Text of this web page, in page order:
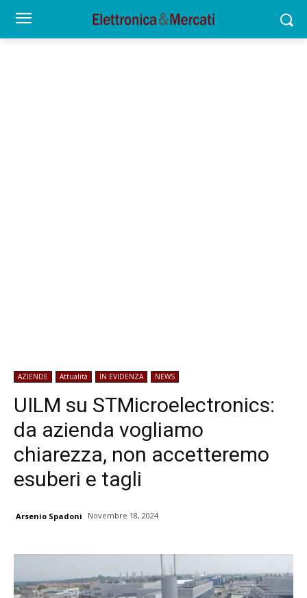
AZIENDE Attualità IN EVIDENZA NEWS
UILM su STMicroelectronics:
da azienda vogliamo
chiarezza, non accetteremo
esuberi e tagli
Arsenio Spadoni Novembre 18, 2024